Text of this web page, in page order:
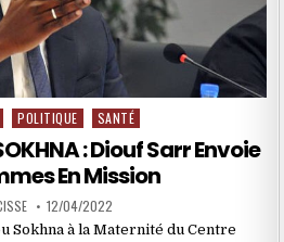
POLITIQUE SANTÉ
: Diouf Sarr Envoie
En Mission
12/04/2022
Sokhna à la Maternité du Centre